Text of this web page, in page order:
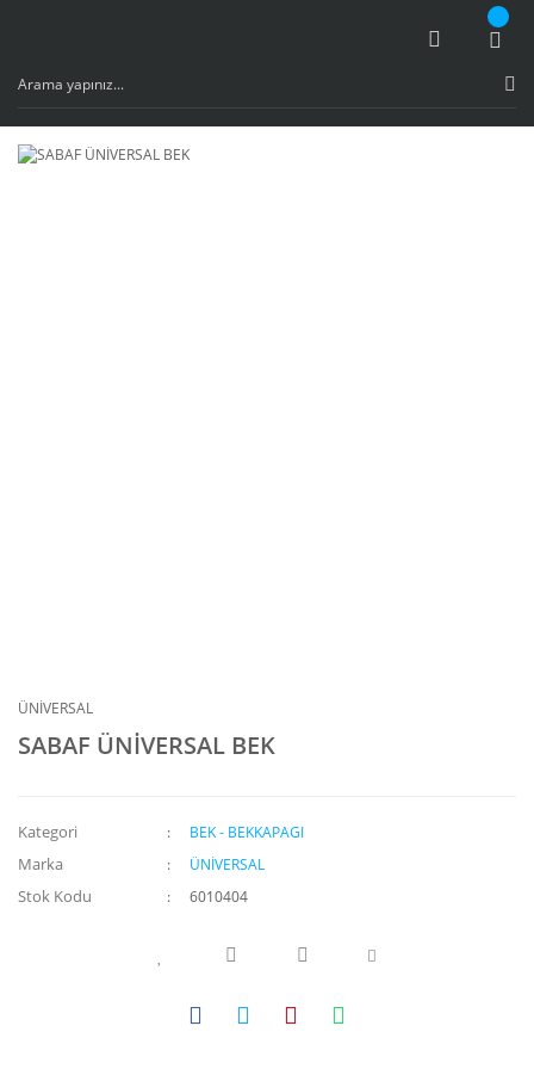
ÜNİVERSAL
SABAF ÜNİVERSAL BEK
Kategori BEK - BEKKAPAGI
Marka ÜNİVERSAL
Stok Kodu 6010404